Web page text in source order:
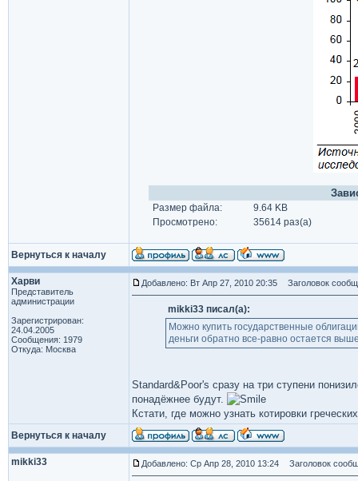
Размер файла:
9.64 KB
Просмотрено:
35614 раз(а)
Вернуться к началу
Харви
Представитель
администрации
Зарегистрирован:
24.04.2005
Сообщения: 1979
Откуда: Москва
Добавлено: Вт Апр 27, 2010 20:35 Заголовок
mikki33 писал(а):
Можно купить государственные
деньги обратно все-равно остается
Standard&Poor's сразу на три ступени
понадёжнее будут.
Кстати, где можно узнать котировки
Вернуться к началу
mikki33 Добавлено: Ср Апр 28, 2010 13:24 Заголовок